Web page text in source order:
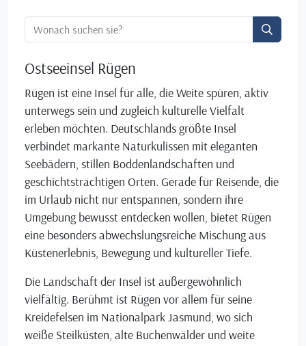
Ortssuche:
Ostseeinsel Rügen
Rügen ist eine Insel für alle, die Weite spüren, aktiv
unterwegs sein und zugleich kulturelle Vielfalt
erleben möchten. Deutschlands größte Insel
verbindet markante Naturkulissen mit eleganten
Seebädern, stillen Boddenlandschaften und
geschichtsträchtigen Orten. Gerade für Reisende, die
im Urlaub nicht nur entspannen, sondern ihre
Umgebung bewusst entdecken wollen, bietet Rügen
eine besonders abwechslungsreiche Mischung aus
Küstenerlebnis, Bewegung und kultureller Tiefe.
Die Landschaft der Insel ist außergewöhnlich
vielfältig. Berühmt ist Rügen vor allem für seine
Kreidefelsen im Nationalpark Jasmund, wo sich
weiße Steilküsten, alte Buchenwälder und weite